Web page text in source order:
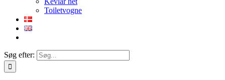
Toiletvogne
Søg efter: